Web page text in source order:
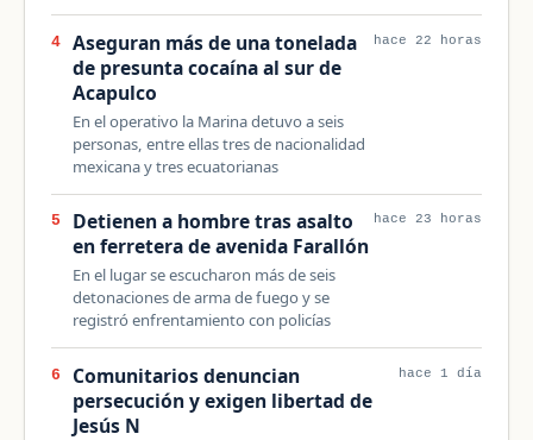
4
Aseguran más de una tonelada
de presunta cocaína al sur de
Acapulco
En el operativo la Marina detuvo a seis
personas, entre ellas tres de nacionalidad
mexicana y tres ecuatorianas
hace 22 horas
5
Detienen a hombre tras asalto
en ferretera de avenida Farallón
En el lugar se escucharon más de seis
detonaciones de arma de fuego y se
registró enfrentamiento con policías
hace 23 horas
6
Comunitarios denuncian
persecución y exigen libertad de
Jesús N
hace 1 día